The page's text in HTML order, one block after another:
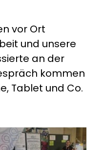
vor Ort
und unsere
an der
kommen
Tablet und Co.